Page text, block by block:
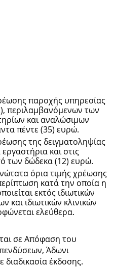
παροχής υπηρεσίας
περιλαμβανόμενων των
και αναλώσιμων
πέντε (35) ευρώ.
της δειγματοληψίας
και στις
των δώδεκα (12) ευρώ.
όρια τιμής χρέωσης
κατά την οποία η
εκτός ιδιωτικών
και ιδιωτικών κλινικών
ελεύθερα.
σε Απόφαση του
Άδωνι
διαδικασία έκδοσης.